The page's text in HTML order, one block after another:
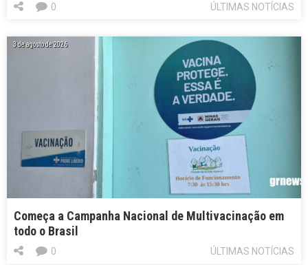
ÚLTIMAS NOTÍCIAS
0
3 de agosto de 2026
Começa a Campanha Nacional de Multivacinação em
todo o Brasil
ÚLTIMAS NOTÍCIAS
0